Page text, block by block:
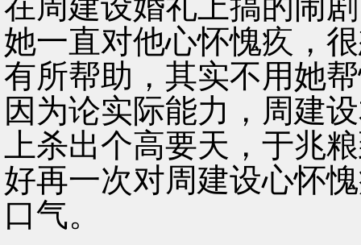
她一直对他心怀愧疚，
有所帮助，其实不用她
因为论实际能力，周建
上杀出个高要天，于兆
好再一次对周建设心怀
口气。